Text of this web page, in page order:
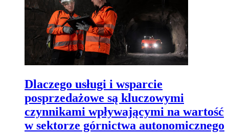
Dlaczego usługi i wsparcie
posprzedażowe są kluczowymi
czynnikami wpływającymi na wartość
w sektorze górnictwa autonomicznego